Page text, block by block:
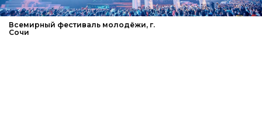
Всемирный фестиваль молодёжи, г.
Сочи